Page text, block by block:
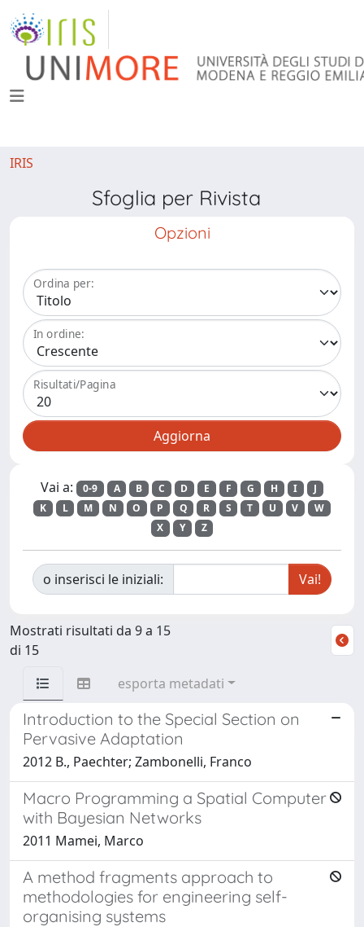
IRIS
Sfoglia per Rivista
Opzioni
Ordina per:
In ordine:
Risultati/Pagina
Vai a: 0-9 A B C D E F G H I
J
K
L M N O P Q R S T U V
W
X
Y Z
o inserisci le iniziali:
Mostrati risultati da 9 a 15
di 15
esporta metadati
Introduction to the Special Section on
Pervasive Adaptation
2012 B., Paechter; Zambonelli, Franco
Macro Programming a Spatial Computer
with Bayesian Networks
2011 Mamei, Marco
A method fragments approach to
methodologies for engineering self-
organising systems